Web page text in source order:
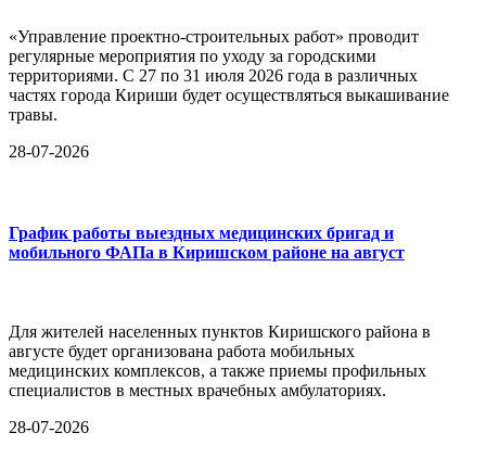
«Управление проектно-строительных работ» проводит
регулярные мероприятия по уходу за городскими
территориями. С 27 по 31 июля 2026 года в различных
частях города Кириши будет осуществляться выкашивание
травы.
28-07-2026
График работы выездных медицинских бригад и
мобильного ФАПа в Киришском районе на август
Для жителей населенных пунктов Киришского района в
августе будет организована работа мобильных
медицинских комплексов, а также приемы профильных
специалистов в местных врачебных амбулаториях.
28-07-2026